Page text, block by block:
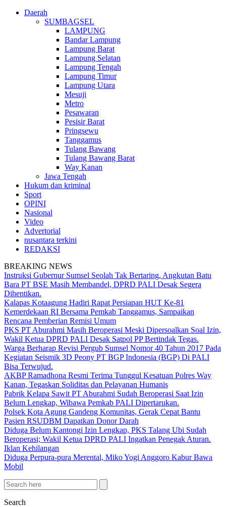
Daerah
SUMBAGSEL
LAMPUNG
Bandar Lampung
Lampung Barat
Lampung Selatan
Lampung Tengah
Lampung Timur
Lampung Utara
Mesuji
Metro
Pesawaran
Pesisir Barat
Pringsewu
Tanggamus
Tulang Bawang
Tulang Bawang Barat
Way Kanan
Jawa Tengah
Hukum dan kriminal
Sport
OPINI
Nasional
Video
Advertorial
nusantara terkini
REDAKSI
BREAKING NEWS
Instruksi Gubernur Sumsel Seolah Tak Bertaring, Angkutan Batu
Bara PT BSE Masih Membandel, DPRD PALI Desak Segera
Dihentikan.
Kalapas Kotaagung Hadiri Rapat Persiapan HUT Ke-81
Kemerdekaan RI Bersama Pemkab Tanggamus, Sampaikan
Rencana Pemberian Remisi Umum
PKS PT Aburahmi Masih Beroperasi Meski Dipersoalkan Soal Izin,
Wakil Ketua DPRD PALI Desak Satpol PP Bertindak Tegas.
Warga Berharap Revisi Pergub Sumsel Nomor 40 Tahun 2017 Pada
Kegiatan Seismik 3D Peony PT BGP Indonesia (BGP) Di PALI
Bisa Terwujud.
AKBP Ramadhona Resmi Terima Tunggul Kesatuan Polres Way
Kanan, Tegaskan Soliditas dan Pelayanan Humanis
Pabrik Kelapa Sawit PT Aburahmi Sudah Beroperasi Saat Izin
Belum Lengkap, Wibawa Pemkab PALI Dipertarukan.
Polsek Kota Agung Gandeng Komunitas, Gerak Cepat Bantu
Pasien RSUDBM Dapatkan Donor Darah
Diduga Belum Kantongi Izin Lengkap, PKS Talang Ubi Sudah
Beroperasi; Wakil Ketua DPRD PALI Ingatkan Penegak Aturan.
Iklan Kehilangan
Diduga Perpura-pura Merental, Miko Yogi Anggoro Kabur Bawa
Mobil
Search